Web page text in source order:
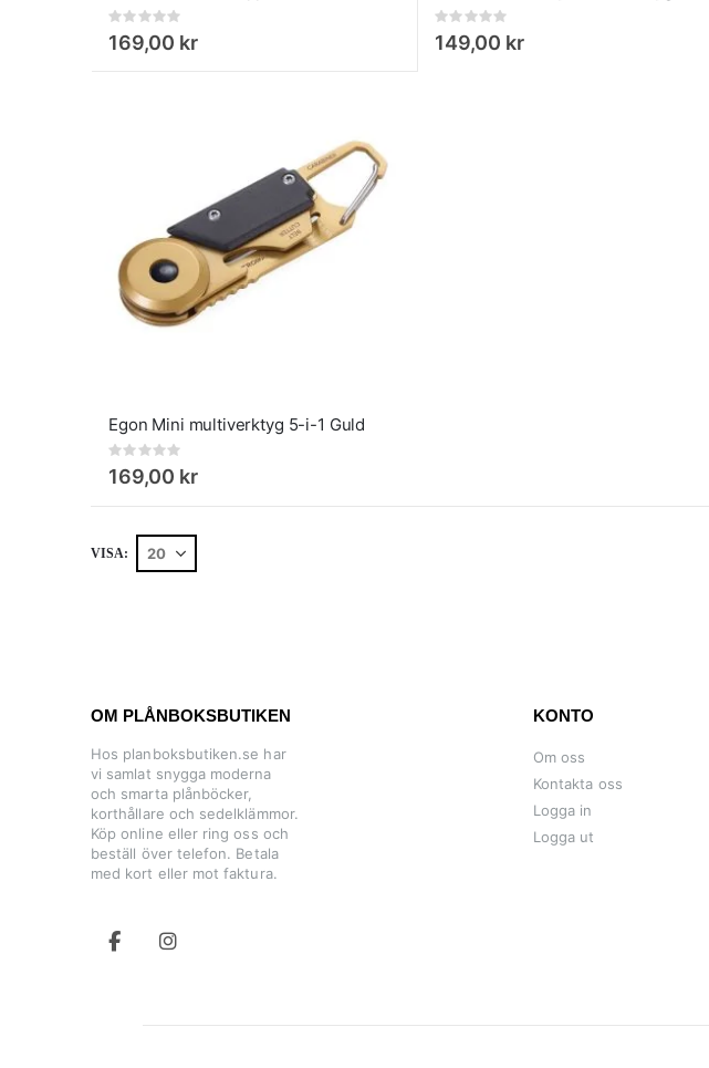
Rating:
169,00 kr
Rating:
149,00 kr
Egon Mini multiverktyg 5-i-1 Guld
Rating:
169,00 kr
VISA
OM PLÅNBOKSBUTIKEN
Hos planboksbutiken.se har
vi samlat snygga moderna
och smarta plånböcker,
korthållare och sedelklämmor.
Köp online eller ring oss och
beställ över telefon. Betala
med kort eller mot faktura.
KONTO
Om oss
Kontakta oss
Logga in
Logga ut